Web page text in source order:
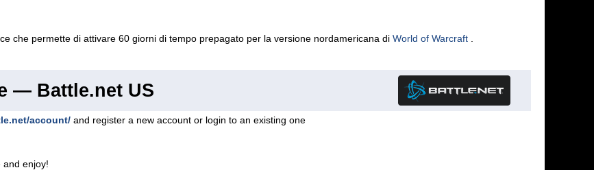
che permette di attivare 60 giorni di tempo prepagato per la versione nordamericana di World of Warcraft.
— Battle.net US
account/and register a new account or login to an existing one
and enjoy!